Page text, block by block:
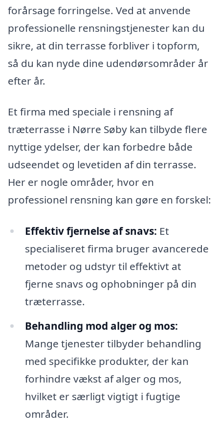
forårsage forringelse. Ved at anvende
professionelle rensningstjenester kan du
sikre, at din terrasse forbliver i topform,
så du kan nyde dine udendørsområder år
efter år.
Et firma med speciale i rensning af
træterrasse i Nørre Søby kan tilbyde flere
nyttige ydelser, der kan forbedre både
udseendet og levetiden af din terrasse.
Her er nogle områder, hvor en
professionel rensning kan gøre en forskel:
Effektiv fjernelse af snavs: Et
specialiseret firma bruger avancerede
metoder og udstyr til effektivt at
fjerne snavs og ophobninger på din
træterrasse.
Behandling mod alger og mos:
Mange tjenester tilbyder behandling
med specifikke produkter, der kan
forhindre vækst af alger og mos,
hvilket er særligt vigtigt i fugtige
områder.